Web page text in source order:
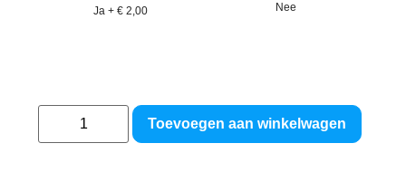
Ja + € 2,00 Nee
Toevoegen aan winkelwagen